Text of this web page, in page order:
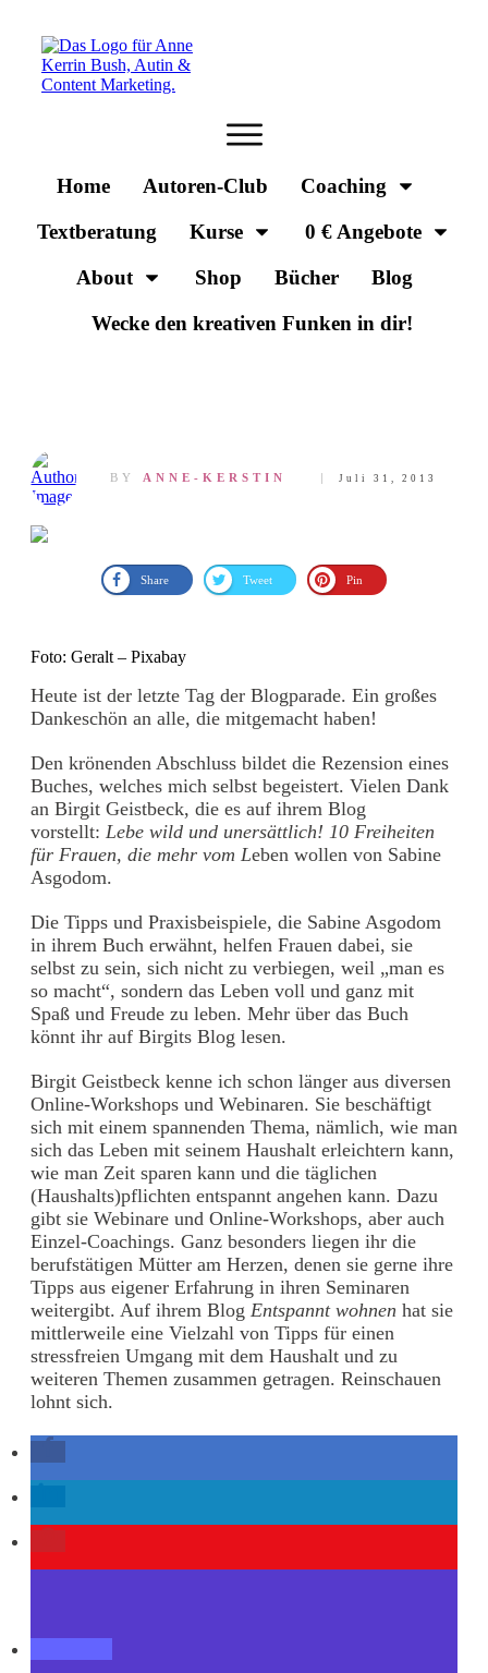
Home Autoren-Club
Coaching
Textberatung
Kurse
0 € Angebote
About
Shop Bücher
Blog
Wecke den kreativen Funken in dir!
BY ANNE-KERSTIN Juli 31, 2013
Share Tweet Pin
Foto: Geralt – Pixabay
Heute ist der letzte Tag der Blogparade. Ein großes
Dankeschön an alle, die mitgemacht haben!
Den krönenden Abschluss bildet die Rezension eines
Buches, welches mich selbst begeistert. Vielen Dank
an Birgit Geistbeck, die es auf ihrem Blog
vorstellt: Lebe wild und unersättlich! 10 Freiheiten
für Frauen, die mehr vom Leben wollen von Sabine
Asgodom.
Die Tipps und Praxisbeispiele, die Sabine Asgodom
in ihrem Buch erwähnt, helfen Frauen dabei, sie
selbst zu sein, sich nicht zu verbiegen, weil „man es
so macht“, sondern das Leben voll und ganz mit
Spaß und Freude zu leben. Mehr über das Buch
könnt ihr auf Birgits Blog lesen.
Birgit Geistbeck kenne ich schon länger aus diversen
Online-Workshops und Webinaren. Sie beschäftigt
sich mit einem spannenden Thema, nämlich, wie man
sich das Leben mit seinem Haushalt erleichtern kann,
wie man Zeit sparen kann und die täglichen
(Haushalts)pflichten entspannt angehen kann. Dazu
gibt sie Webinare und Online-Workshops, aber auch
Einzel-Coachings. Ganz besonders liegen ihr die
berufstätigen Mütter am Herzen, denen sie gerne ihre
Tipps aus eigener Erfahrung in ihren Seminaren
weitergibt. Auf ihrem Blog Entspannt wohnen hat sie
mittlerweile eine Vielzahl von Tipps für einen
stressfreien Umgang mit dem Haushalt und zu
weiteren Themen zusammen getragen. Reinschauen
lohnt sich.